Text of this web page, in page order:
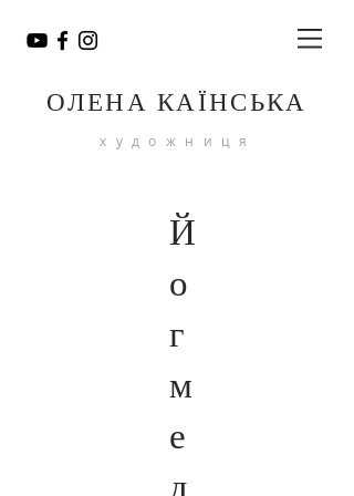
ОЛЕНА КАЇНСЬКА
художниця
Й
о
г
м
е
д